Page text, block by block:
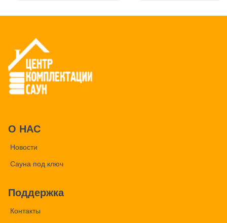
О НАС
Новости
Сауна под ключ
Поддержка
Контакты